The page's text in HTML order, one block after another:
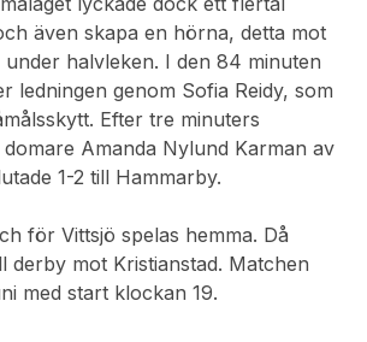
även skapa en hörna, detta mot
halvleken. I den 84 minuten
ledningen genom Sofia Reidy, som
Efter tre minuters
domare Amanda Nylund Karman av
1-2 till Hammarby.
för Vittsjö spelas hemma. Då
derby mot Kristianstad. Matchen
med start klockan 19.